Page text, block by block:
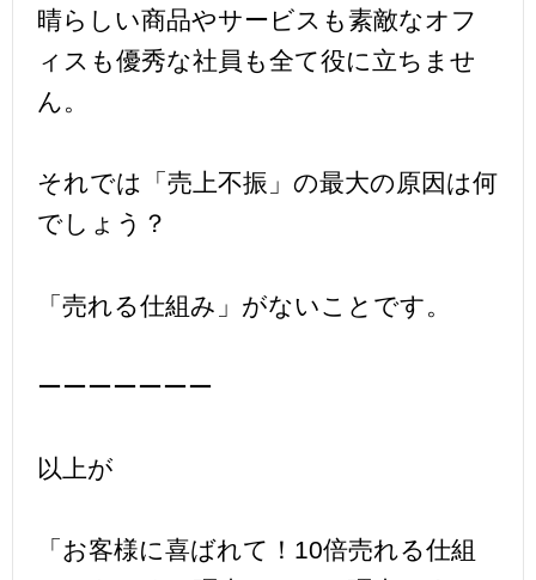
晴らしい商品やサービスも素敵なオフ
ィスも優秀な社員も全て役に立ちませ
ん。
それでは「売上不振」の最大の原因は何
でしょう？
「売れる仕組み」がないことです。
ーーーーーーー
以上が
「お客様に喜ばれて！10倍売れる仕組